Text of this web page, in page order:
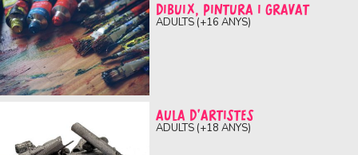
DIBUIX, PINTURA I GRAVAT
ADULTS (+16 ANYS)
AULA D’ARTISTES
ADULTS (+18 ANYS)